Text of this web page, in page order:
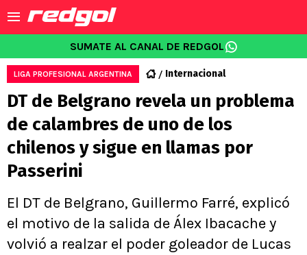
SUMATE AL CANAL DE REDGOL
LIGA PROFESIONAL ARGENTINA Internacional
DT de Belgrano revela un problema
de calambres de uno de los
chilenos y sigue en llamas por
Passerini
El DT de Belgrano, Guillermo Farré, explicó
el motivo de la salida de Álex Ibacache y
volvió a realzar el poder goleador de Lucas